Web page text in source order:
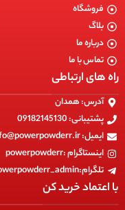
فروشگاه
بلاگ
درباره ما
تماس با ما
راه های ارتباطی
آدرس: همدان
پشتیبانی: 09182145130
ایمیل: info@powerpowderr.ir
اینستاگرام :powerpowderr
تلگرام:powerpowderr_admin
با اعتماد خرید کن